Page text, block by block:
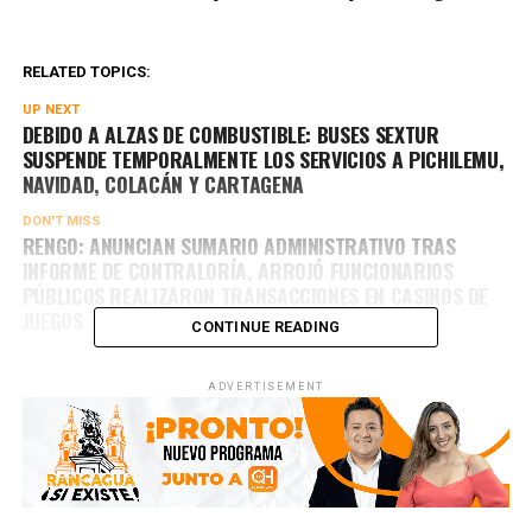
RELATED TOPICS:
UP NEXT
DEBIDO A ALZAS DE COMBUSTIBLE: BUSES SEXTUR
SUSPENDE TEMPORALMENTE LOS SERVICIOS A PICHILEMU,
NAVIDAD, COLACÁN Y CARTAGENA
DON'T MISS
RENGO: ANUNCIAN SUMARIO ADMINISTRATIVO TRAS
INFORME DE CONTRALORÍA, ARROJÓ FUNCIONARIOS
CONTINUE READING
ADVERTISEMENT